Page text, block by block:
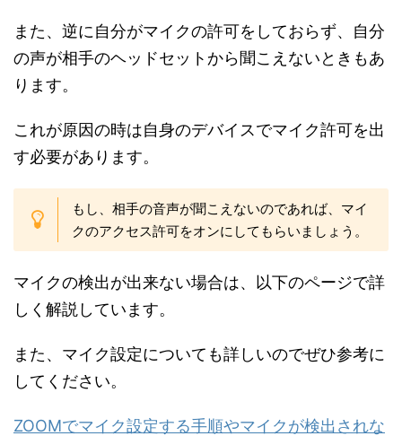
また、逆に自分がマイクの許可をしておらず、自分
の声が相手のヘッドセットから聞こえないときもあ
ります。
これが原因の時は自身のデバイスでマイク許可を出
す必要があります。
もし、相手の音声が聞こえないのであれば、マイ
クのアクセス許可をオンにしてもらいましょう。
マイクの検出が出来ない場合は、以下のページで詳
しく解説しています。
また、マイク設定についても詳しいのでぜひ参考に
してください。
ZOOMでマイク設定する手順やマイクが検出されな